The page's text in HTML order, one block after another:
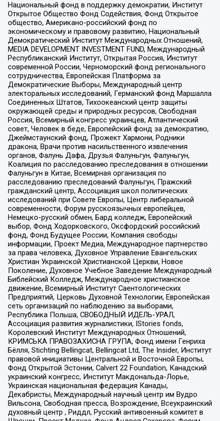
Национальный фонд в поддержку демократии, Институт
Открытое Общество Фонд Содействия, Фонд Открытое
общество, Американо-российский фонд по
экономическому и правовому развитию, Национальный
Демократический Институт Международных Отношений,
MEDIA DEVELOPMENT INVESTMENT FUND, Международный
Республиканский Институт, Открытая Россия, Институт
современной России, Черноморский фонд регионального
сотрудничества, Европейская Платформа за
Демократические Выборы, Международный центр
электоральных исследований, Германский фонд Маршалла
Соединенных Штатов, Тихоокеанский центр защиты
окружающей среды и природных ресурсов, Свободная
Россия, Всемирный конгресс украинцев, Атлантический
совет, Человек в беде, Европейский фонд за демократию,
Джеймстаунский фонд, Прожект Хармони, Родники
дракона, Врачи против насильственного извлечения
органов, Фалунь Дафа, Друзья Фалуньгун, Фалуньгун,
Коалиция по расследованию преследования в отношении
Фалуньгун в Китае, Всемирная организация по
расследованию преследований Фалуньгун, Пражский
гражданский центр, Ассоциация школ политических
исследований при Совете Европы, Центр либеральной
современности, Форум русскоязычных европейцев,
Немецко-русский обмен, Бард колледж, Европейский
выбор, Фонд Ходорковского, Оксфордский российский
фонд, Фонд Будущее России, Компания свободы
информации, Проект Медиа, Международное партнерство
за права человека, Духовное Управление Евангельских
Христиан Украинской Христианской Церкви, Новое
Поколение, Духовное Учебное Заведение Международный
Библейский Колледж, Международное христианское
движение, Всемирный Институт Саентологических
Предприятий, Церковь Духовной Технологии, Европейская
сеть организаций по наблюдению за выборами,
Республика Польша, СВОБОДНЫЙ ИДЕЛЬ-УРАЛ,
Ассоциация развития журналистики, IStories fonds,
Королевский Институт Международных Отношений,
КРИМСЬКА ПРАВОЗАХИСНА ГРУПА, Фонд имени Генриха
Бёлля, Stichting Bellingcat, Bellingcat Ltd, The Insider, Институт
правовой инициативы Центральной и Восточной Европы,
Фонд Открытой Эстонии, Calvert 22 Foundation, Канадский
украинский конгресс, Институт Макдональда-Лорье,
Украинская национальная федерация Канады,
Декабристы, Международный научный центр им Вудро
Вильсона, Свободная пресса, Возрождение, Всеукраинский
духовный центр , Риддл, Русский антивоенный комитет в